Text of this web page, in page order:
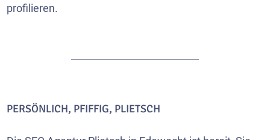
profilieren.
PERSÖNLICH, PFIFFIG, PLIETSCH